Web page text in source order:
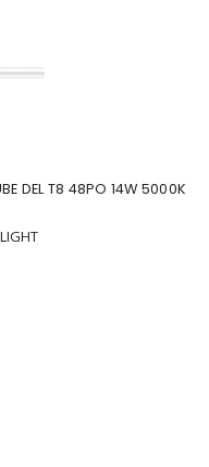
DEL T8 48PO 14W 5000K